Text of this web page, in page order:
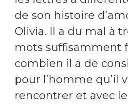
de son histoire
Olivia. Il a du mal à
mots suffisamment
combien il a de
pour l’homme qu’il
rencontrer et avec